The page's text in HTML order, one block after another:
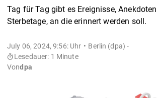
Tag für Tag gibt es Ereignisse,
Sterbetage, an die erinnert werden soll.
July 06, 2024, 9:56: Uhr
Berlin (dpa) -
Lesedauer: 1 Minute
Vondpa